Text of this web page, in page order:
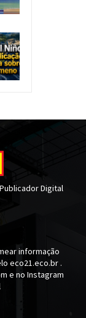
Digital
informação
eco21.eco.br .
e no Instagram